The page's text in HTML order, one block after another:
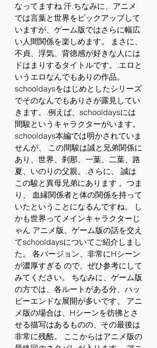
なってますね 汗.ちなみに、アニメ
では言葉と世界をピックアップして
いますが、ゲーム版ではさらに幅広
い人間関係を楽しめます。 まさに、
不貞、浮気、背徳感が好きな人には
ドはまりするタイトルです。.エロと
いうエロなんでもありの作品。
schooldaysをはじめとしたシリーズ
でそのなんでもありさが露見してい
きます。.例えば、schooldaysには
間駿というキャラクターがいます。
schooldays本編では明かされていま
せんが、 この間駿は誠と兄弟関係に
あり、世界、刹那、一葉、二葉、路
夏、いのりの父親。.さらに、 誠は
この駿と異母兄弟にあります 。つま
り、 血縁関係者と体の関係を持って
いたということになるんですね。 し
かも世界ってメインキャラクターじ
ゃん アニメ版、ゲーム版の話を交え
てschooldaysについてご紹介しまし
た。 各バージョン、非常にHシーン
が濃厚すぎる ので、ぜひ参考にして
みてください。 ちなみに、ゲーム版
の方では、各ルートがある分、ハッ
ピーエンドな展開が多いです。 アニ
メ版の場合は、Hシーンを彷彿とさ
せる描写はあるものの、その最後は
非常に残酷。 ここからはアニメ版の